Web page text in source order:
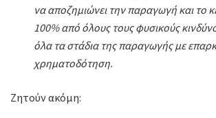
να αποζημιώνει την παραγωγή και το
100% από όλους τους φυσικούς
όλα τα στάδια της παραγωγής με
χρηματοδότηση.
Ζητούν ακόμη: